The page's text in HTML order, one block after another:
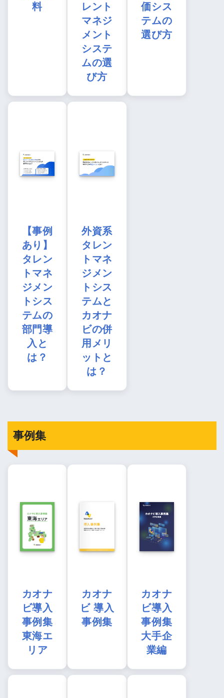
料
レント
マネジ
メント
システ
ムの選
び方
価シス
テムの
選び方
【事例
あり】
タレン
トマネ
ジメン
トシス
テムの
部門導
入と
は？
外資系
タレン
トマネ
ジメン
トシス
テムと
カオナ
ビの併
用メリ
ットと
は？
事例集
カオナ
ビ導入
事例集
東海エ
リア
カオナ
ビ 導入
事例集
カオナ
ビ導入
事例集
大手企
業編